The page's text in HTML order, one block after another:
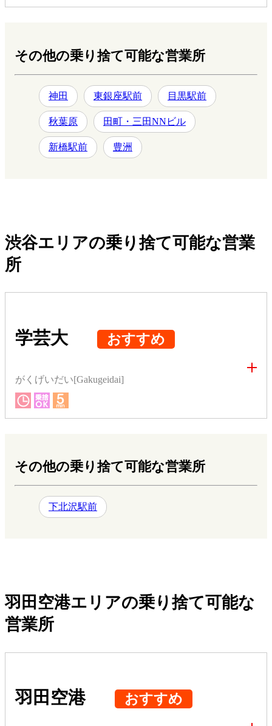
その他の乗り捨て可能な営業所
神田 東銀座駅前 目黒駅前
秋葉原 田町・三田NNビル
新橋駅前 豊洲
渋谷エリアの乗り捨て可能な営業
所
学芸大 おすすめ
がくげいだい[Gakugeidai]
その他の乗り捨て可能な営業所
下北沢駅前
羽田空港エリアの乗り捨て可能な
営業所
羽田空港 おすすめ